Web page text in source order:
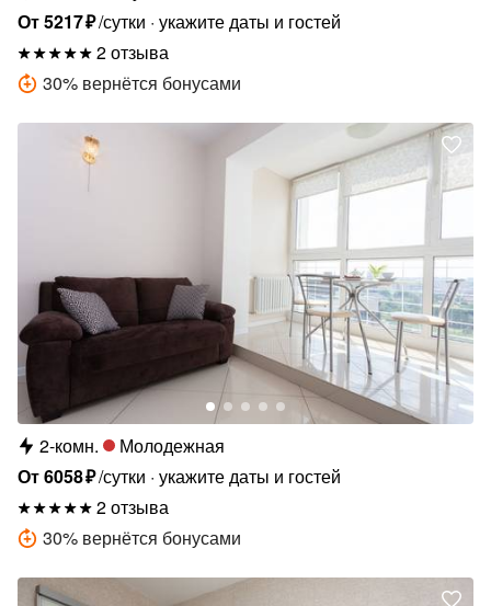
От5217₽/сутки укажите даты и гостей
2 отзыва
30% вернётся бонусами
2-комн.
Молодежная
От6058₽/сутки укажите даты и гостей
2 отзыва
30% вернётся бонусами